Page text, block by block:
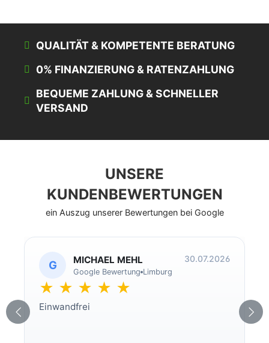
QUALITÄT & KOMPETENTE BERATUNG
0% FINANZIERUNG & RATENZAHLUNG
BEQUEME ZAHLUNG & SCHNELLER
VERSAND
UNSERE
KUNDENBEWERTUNGEN
ein Auszug unserer Bewertungen bei Google
G MICHAEL MEHL 30.07.2026
Google Bewertung Limburg
★ ★ ★ ★ ★
Einwandfrei